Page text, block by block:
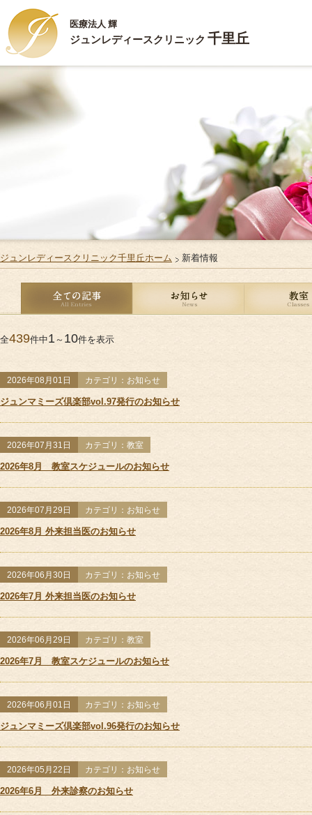
医療法人 輝
ジュンレディースクリニック 千里丘
ジュンレディースクリニック千里丘ホーム 新着情報
全439件中1～ 10件を表示
2026年08月01日 カテゴリ：お知らせ
ジュンマミーズ倶楽部vol.97発行のお知らせ
2026年07月31日 カテゴリ：教室
2026年8月 教室スケジュールのお知らせ
2026年07月29日 カテゴリ：お知らせ
2026年8月 外来担当医のお知らせ
2026年06月30日 カテゴリ：お知らせ
2026年7月 外来担当医のお知らせ
2026年06月29日 カテゴリ：教室
2026年7月 教室スケジュールのお知らせ
2026年06月01日 カテゴリ：お知らせ
ジュンマミーズ倶楽部vol.96発行のお知らせ
2026年05月22日 カテゴリ：お知らせ
2026年6月 外来診察のお知らせ
施設案内
お部屋のご案内
ご出産・ご入院